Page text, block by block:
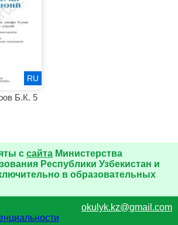
Б.К. 5
RU
с сайта Министерства
Республики Узбекистан и
в образовательных
okulyk.kz@gmail.com